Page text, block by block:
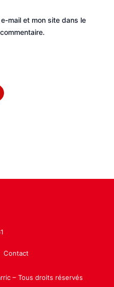
mail et mon site dans le
Contact
– Tous droits réservés